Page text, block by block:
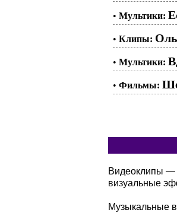
• Мультики:
• Клипы:
• Мультики:
• Фильмы:
Видеоклипы —
визуальные
Музыкальные